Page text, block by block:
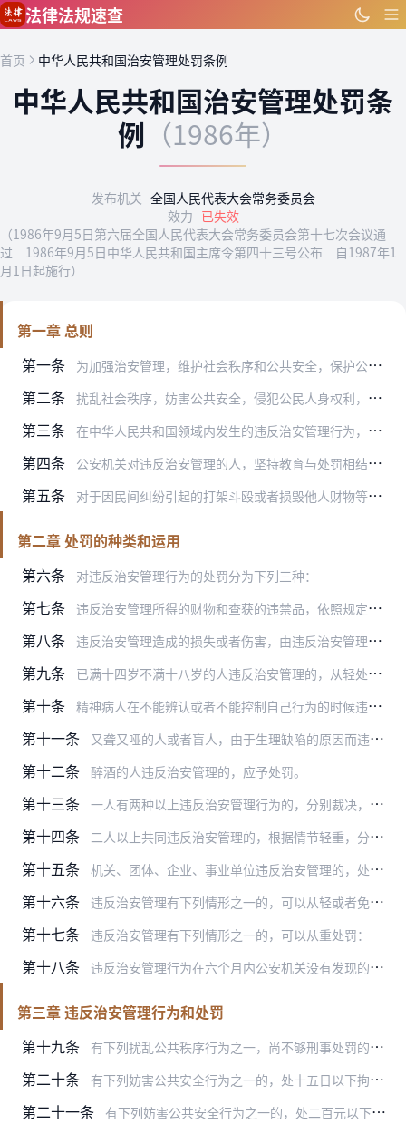
跳到主要内容
法律法规速查
首页 中华人民共和国治安管理处罚条例
中华人民共和国治安管理处罚条
例 （1986年）
发布机关 全国人民代表大会常务委员会
效力 已失效
（1986年9月5日第六届全国人民代表大会常务委员会第十七次会议通
过 1986年9月5日中华人民共和国主席令第四十三号公布 自1987年1
月1日起施行）
第一章 总则
第一条
为加强治安管理，维护社会秩序和公共安全，保护公民的合法权益，保障社会主义现代化建设的顺利进行，制定本条例。
第二条 扰乱社会秩序，妨害公共安全，侵犯公民人身权利，侵犯公私财产，依照《中华人民共和国刑法》的规定构成犯罪的，依法追究刑事责任；尚不够刑事处罚，应当给予治安管理处罚的…
第三条 在中华人民共和国领域内发生的违反治安管理行为，除法律有特别规定的以外，适用本条例。
第四条 公安机关对违反治安管理的人，坚持教育与处罚相结合的原则。
第五条 对于因民间纠纷引起的打架斗殴或者损毁他人财物等违反治安管理行为，情节轻微的，公安机关可以调解处理。
第二章 处罚的种类和运用
第六条
对违反治安管理行为的处罚分为下列三种：
第七条 违反治安管理所得的财物和查获的违禁品，依照规定退回原主或者没收。违反治安管理使用的本人所有的工具，可以依照规定没收。具体办法由公安部另行规定。
第八条 违反治安管理造成的损失或者伤害，由违反治安管理的人赔偿损失或者负担医疗费用；如果违反治安管理的人是无行为能力人或者限制行为能力人，本人无力赔偿或者负担的，由其监…
第九条 已满十四岁不满十八岁的人违反治安管理的，从轻处罚；不满十四岁的人违反治安管理的，免予处罚，但是可以予以训诫，并责令其监护人严加管教。
第十条 精神病人在不能辨认或者不能控制自己行为的时候违反治安管理的，不予处罚，但是应当责令其监护人严加看管和治疗。间歇性的精神病人在精神正常的时候违反治安管理的，应予处…
第十一条 又聋又哑的人或者盲人，由于生理缺陷的原因而违反治安管理的，不予处罚。
第十二条 醉酒的人违反治安管理的，应予处罚。
第十三条 一人有两种以上违反治安管理行为的，分别裁决，合并执行。
第十四条 二人以上共同违反治安管理的，根据情节轻重，分别处罚。
第十五条 机关、团体、企业、事业单位违反治安管理的，处罚直接责任人员；单位主管人员指使的，同时处罚该主管人员。
第十六条 违反治安管理有下列情形之一的，可以从轻或者免予处罚：
第十七条 违反治安管理有下列情形之一的，可以从重处罚：
第十八条 违反治安管理行为在六个月内公安机关没有发现的，不再处罚。
第三章 违反治安管理行为和处罚
第十九条
有下列扰乱公共秩序行为之一，尚不够刑事处罚的，处十五日以下拘留、二百元以下罚款或者警告：
第二十条 有下列妨害公共安全行为之一的，处十五日以下拘留、二百元以下罚款或者警告：
第二十一条 有下列妨害公共安全行为之一的，处二百元以下罚款或者警告：